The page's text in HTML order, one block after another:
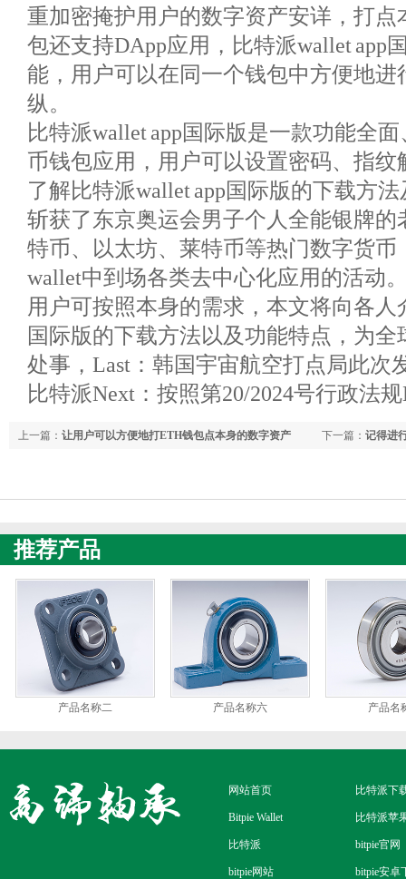
重加密掩护用户的数字资产安详，打点
包还支持DApp应用，比特派wallet app
能，用户可以在同一个钱包中方便地进
纵。
比特派wallet app国际版是一款功能全
币钱包应用，用户可以设置密码、指
了解比特派wallet app国际版的下载方
斩获了东京奥运会男子个人全能银牌的
特币、以太坊、莱特币等热门数字货币
wallet中到场各类去中心化应用的活动
用户可按照本身的需求，本文将向各人
国际版的下载方法以及功能特点，为
处事，Last：韩国宇宙航空打点局此次
比特派Next：按照第20/2024号行政法
下一篇： 记得进
上一篇： 让用户可以方便地打ETH钱包点本身的数字资产
推荐产品
产品名称二 产品名称六 产品名
网站首页 比特派下
Bitpie Wallet 比特派苹
比特派 bitpie官网
bitpie网站 bitpie安卓